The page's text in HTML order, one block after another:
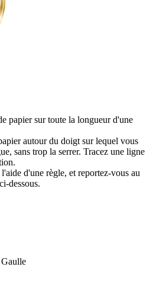
papier sur toute la longueur d'une
autour du doigt sur lequel vous
sans trop la serrer. Tracez une ligne
d'une règle, et reportez-vous au
dessous.